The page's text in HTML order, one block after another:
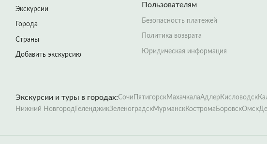
Экскурсии
Города
Страны
Добавить экскурсию
Пользователям
Безопасность платежей
Политика возврата
Юридическая информация
Экскурсии и туры в городах:Сочи ПятигорскМахачкалаАдлер Кисловодск
Нижний Новгород ГеленджикЗеленоградскМурманскКострома БоровскОмск